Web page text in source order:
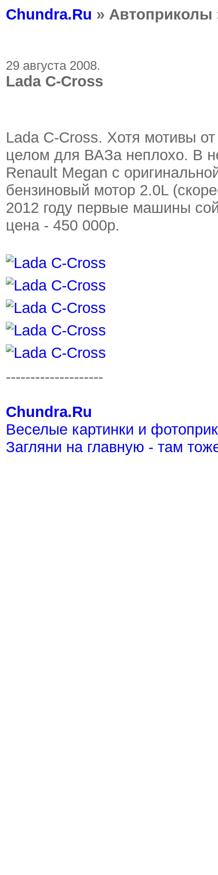
Chundra.Ru »
29 августа 2008.
Lada C-Cross
Lada C-Cross. Хотя мотивы
целом для ВАЗа неплохо. В
Renault Megan с
бензиновый мотор 2.0L
2012 году первые машины
цена - 450 000p.
--------------------
Chundra.Ru
Веселые картинки и
Загляни на главную - там